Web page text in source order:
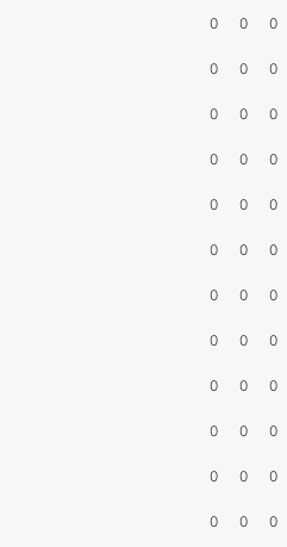
0 0 0
0 0 0
0 0 0
0 0 0
0 0 0
0 0 0
0 0 0
0 0 0
0 0 0
0 0 0
0 0 0
0 0 0